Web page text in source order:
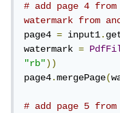
# add page 4
watermark from
page4 = input1.
watermark =
"rb"))
page4.mergePage(
# add page 5